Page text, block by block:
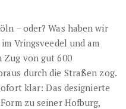
– oder? Was haben wir
Vringsveedel und am
Zug von gut 600
durch die Straßen zog.
klar: Das designierte
zu seiner Hofburg,